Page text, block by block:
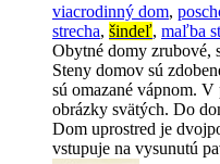
viacrodinný dom,
strecha, šindeľ, maľba
Obytné domy zrubové,
Steny domov sú
sú omazané vápnom.
obrázky svätých. Do
Dom uprostred je
vstupuje na vysunutú